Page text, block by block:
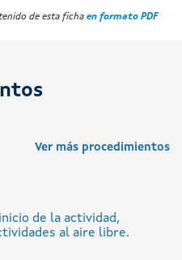
de esta ficha en formato PDF
Ver más procedimientos
de la actividad,
al aire libre.